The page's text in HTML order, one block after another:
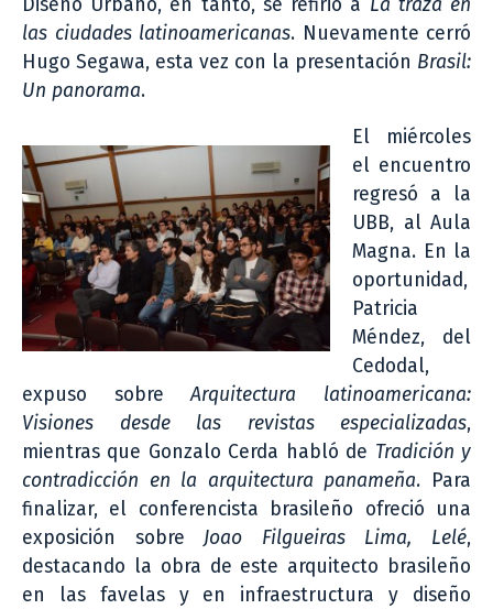
Diseño Urbano, en tanto, se refirió a La traza en
las ciudades latinoamericanas. Nuevamente cerró
Hugo Segawa, esta vez con la presentación Brasil:
Un panorama.
El miércoles
el encuentro
regresó a la
UBB, al Aula
Magna. En la
oportunidad,
Patricia
Méndez, del
Cedodal,
expuso sobreArquitectura latinoamericana:
Visiones desde las revistas especializadas,
mientras que Gonzalo Cerda habló de Tradición y
contradicción en la arquitectura panameña. Para
finalizar, el conferencista brasileño ofreció una
exposición sobreJoao Filgueiras Lima, Lelé,
destacando la obra de este arquitecto brasileño
en las favelas y en infraestructura y diseño